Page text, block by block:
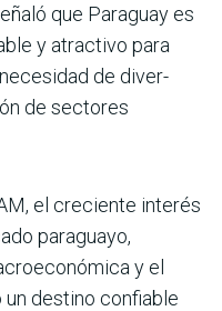
que Paraguay es
y atractivo para
de diver­
de sectores
el creciente interés
paraguayo,
y el
destino con­fiable